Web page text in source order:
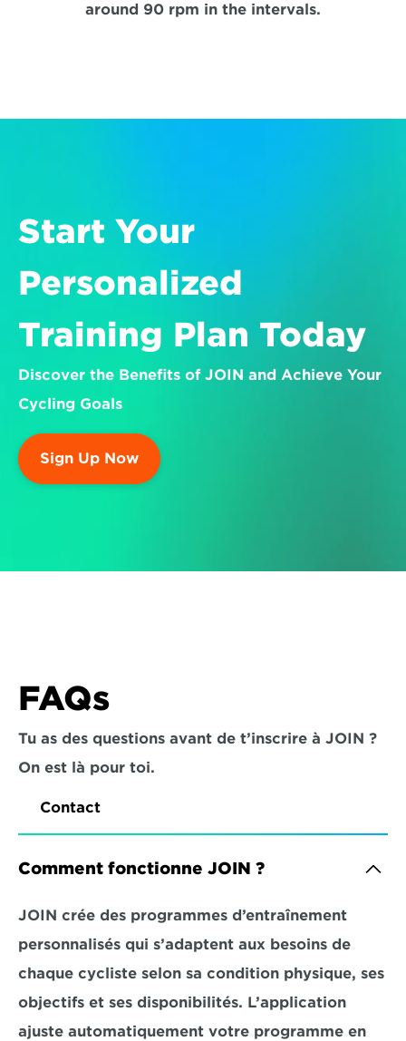
around 90 rpm in the intervals.
Start Your
Personalized
Training Plan Today
Discover the Benefits of JOIN and Achieve Your
Cycling Goals
Sign Up Now
FAQs
Tu as des questions avant de t’inscrire à JOIN ?
On est là pour toi.
Contact
Comment fonctionne JOIN ?
JOIN crée des programmes d’entraînement
personnalisés qui s’adaptent aux besoins de
chaque cycliste selon sa condition physique, ses
objectifs et ses disponibilités. L’application
ajuste automatiquement votre programme en